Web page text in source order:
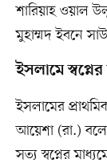
শারিয়াহ ওয়াল
মুহাম্মদ ইবনে
ইসলামে
ইসলামের
আয়েশা (রা.)
সত্য স্বপ্নের